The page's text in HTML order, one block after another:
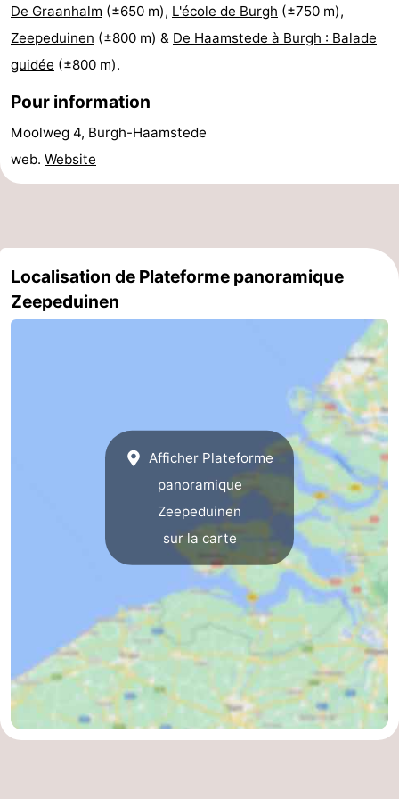
-
Piscines
-
Faire
vélo
-
Randonnée
Équitation
de
golf
Surfen
-
Peche
-
Stationnement
Courtier
Adresses
De Graanhalm (±650 m), L'école de Burgh (±750 m),
Zeepeduinen (±800 m) & De Haamstede à Burgh : Balade
guidée (±800 m).
Pour information
Moolweg 4, Burgh-Haamstede
web. Website
Localisation de Plateforme panoramique
Zeepeduinen
Afficher Plateforme
panoramique
Zeepeduinen
sur la carte